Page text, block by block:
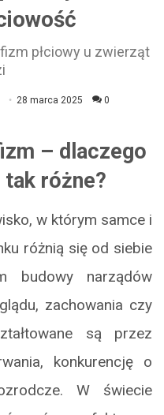
płciowy u zwierząt
28 marca 2025 0
– dlaczego
różne?
w którym samce i
różnią się od siebie
budowy narządów
zachowania czy
są przez
konkurencję o
W świecie